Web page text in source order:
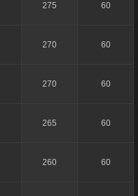
275 60
270 60
270 60
265 60
260 60